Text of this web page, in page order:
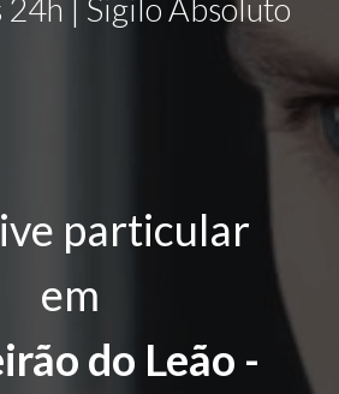
24h | Sigilo Absoluto
particular
em
do Leão -